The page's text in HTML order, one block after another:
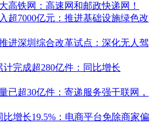
高铁网：高速网和邮政快递网！
超7000亿元：推进基础设施绿色改
进深圳综合改革试点：深化无人驾
完成超280亿件：同比增长
已超30亿件：寄递服务强干联网，
增长19.5%：电商平台免除商家偏